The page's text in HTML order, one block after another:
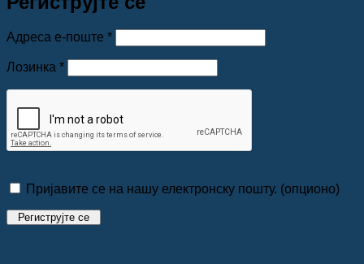
Адреса е-поште *Обавезно
Лозинка *Обавезно
Пријавите се на нашу електронску пошту. (опционо)
Региструјте се